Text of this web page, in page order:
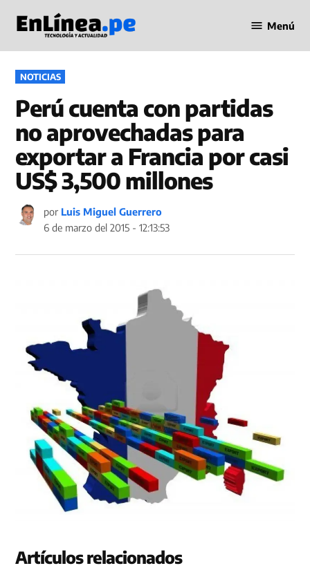
contenido
en Línea
Menú
PUBLICADO
EN
NOTICIAS
Perú cuenta con partidas
no aprovechadas para
exportar a Francia por casi
US$ 3,500 millones
por Luis Miguel Guerrero
6 de marzo del 2015 - 12:13:53
Artículos relacionados